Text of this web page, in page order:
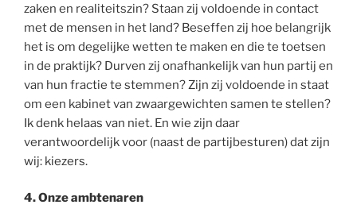
zaken en realiteitszin? Staan zij voldoende in contact
met de mensen in het land? Beseffen zij hoe belangrijk
het is om degelijke wetten te maken en die te toetsen
in de praktijk? Durven zij onafhankelijk van hun partij en
van hun fractie te stemmen? Zijn zij voldoende in staat
om een kabinet van zwaargewichten samen te stellen?
Ik denk helaas van niet. En wie zijn daar
verantwoordelijk voor (naast de partijbesturen) dat zijn
wij: kiezers.
4. Onze ambtenaren